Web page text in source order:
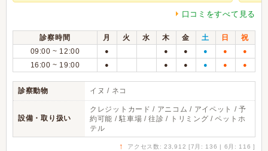
口コミをすべて見る
診察時間 月 火 水 木 金 土 日
祝
09:00 ~ 12:00
● ● ● ● ● ●
16:00 ~ 19:00 ● ● ● ● ● ●
診察動物 イヌ / ネコ
設備・取り扱い
クレジットカード / アニコム / アイペット / 予
約可能 / 駐車場 / 往診 / トリミング / ペットホ
テル
↑ アクセス数: 23,912 [7月: 136 | 6月: 116 ]